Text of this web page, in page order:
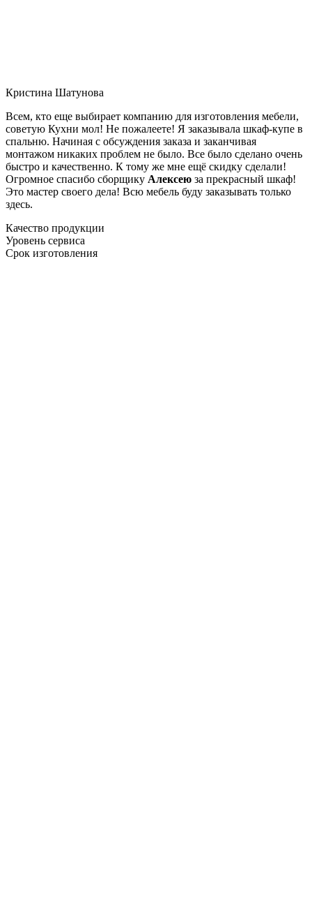
Кристина Шатунова
Всем, кто еще выбирает компанию для изготовления мебели,
советую Кухни мол! Не пожалеете! Я заказывала шкаф-купе в
спальню. Начиная с обсуждения заказа и заканчивая
монтажом никаких проблем не было. Все было сделано очень
быстро и качественно. К тому же мне ещё скидку сделали!
Огромное спасибо сборщику Алексею за прекрасный шкаф!
Это мастер своего дела! Всю мебель буду заказывать только
здесь.
Качество продукции
Уровень сервиса
Срок изготовления